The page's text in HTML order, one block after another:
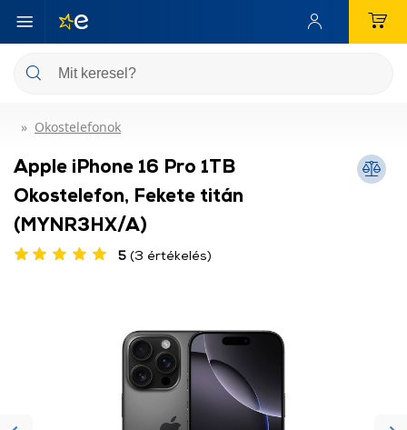
Okostelefonok
Apple iPhone 16 Pro 1TB
Okostelefon, Fekete titán
(MYNR3HX/A)
5 (3 értékelés)